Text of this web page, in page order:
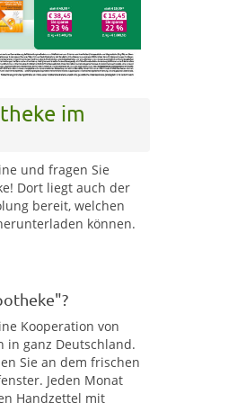
im
und fragen Sie
Dort liegt auch der
bereit, welchen
können.
Kooperation von
in ganz Deutschland.
Sie an dem frischen
Jeden Monat
Handzettel mit